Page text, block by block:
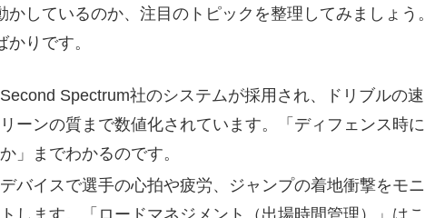
しているのか、注目のトピックを整理してみましょう。
りです。
Spectrum社のシステムが採用され、ドリブルの速
ーンの質まで数値化されています。「ディフェンス時に
」までわかるのです。
バイスで選手の心拍や疲労、ジャンプの着地衝撃をモニ